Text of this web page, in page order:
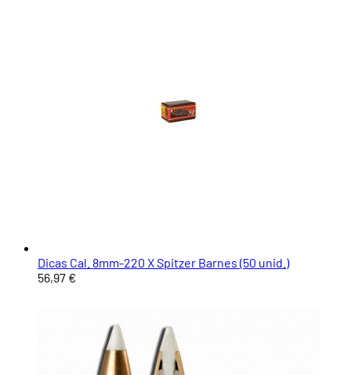
Dicas Cal. 8mm-220 X Spitzer Barnes (50 unid.)
56,97 €